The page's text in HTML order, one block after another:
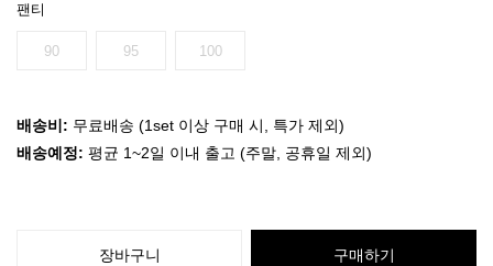
팬티
90 95 100
배송비: 무료배송 (1set 이상 구매 시, 특가 제외)
배송예정: 평균 1~2일 이내 출고 (주말, 공휴일 제외)
장바구니 구매하기